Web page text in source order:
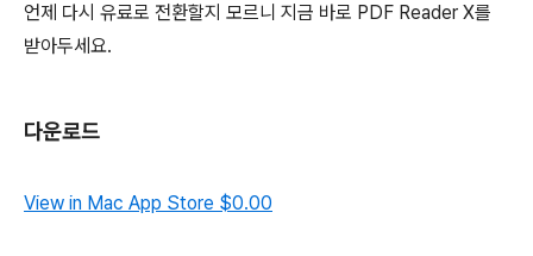
언제 다시 유료로 전환할지 모르니 지금 바로 PDF Reader X를
받아두세요.
다운로드
View in Mac App Store $0.00